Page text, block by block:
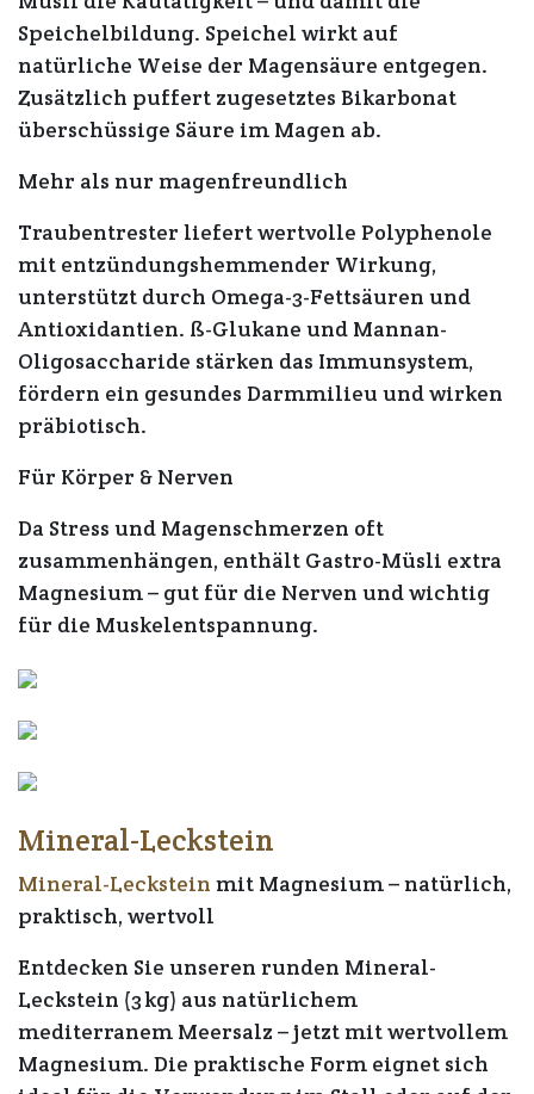
Speichelbildung. Speichel wirkt auf
natürliche Weise der Magensäure entgegen.
Zusätzlich puffert zugesetztes Bikarbonat
überschüssige Säure im Magen ab.
Mehr als nur magenfreundlich
Traubentrester liefert wertvolle Polyphenole
mit entzündungshemmender Wirkung,
unterstützt durch Omega-3-Fettsäuren und
Antioxidantien. ß-Glukane und Mannan-
Oligosaccharide stärken das Immunsystem,
fördern ein gesundes Darmmilieu und wirken
präbiotisch.
Für Körper & Nerven
Da Stress und Magenschmerzen oft
zusammenhängen, enthält Gastro-Müsli extra
Magnesium – gut für die Nerven und wichtig
für die Muskelentspannung.
Mineral-Leckstein
Mineral-Leckstein mit Magnesium – natürlich,
praktisch, wertvoll
Entdecken Sie unseren runden Mineral-
Leckstein (3 kg) aus natürlichem
mediterranem Meersalz – jetzt mitwertvollem
Magnesium. Die praktische Form eignet sich